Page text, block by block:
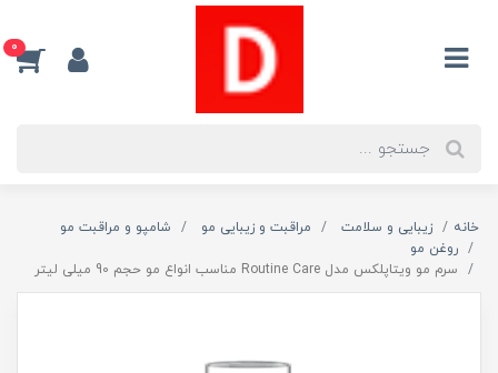
0
خانه زیبایی و سلامت مراقبت و زیبایی مو
شامپو و مراقبت مو
روغن مو
سرم مو ویتاپلکس مدل Routine Care مناسب انواع مو حجم 90 میلی لیتر